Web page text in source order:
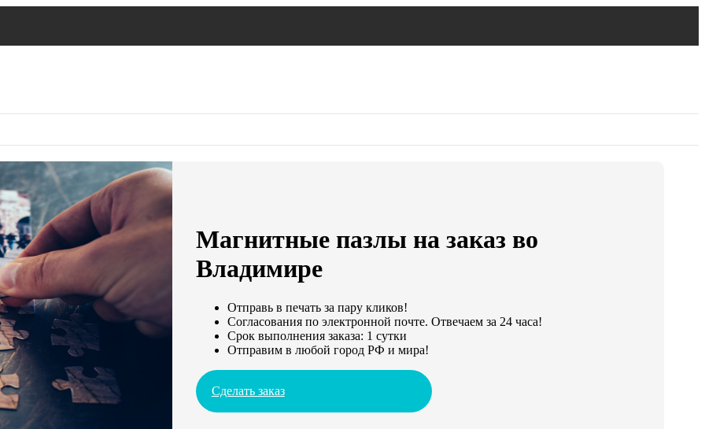
Магнитные пазлы на заказ во
Владимире
Отправь в печать за пару кликов!
Согласования по электронной почте. Отвечаем за 24 часа!
Срок выполнения заказа: 1 сутки
Отправим в любой город РФ и мира!
Сделать заказ